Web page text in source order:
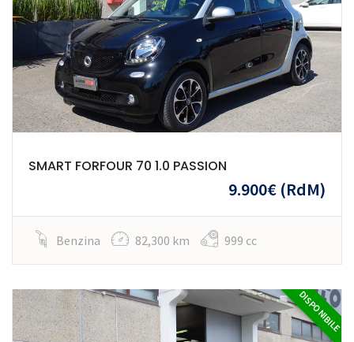
SMART FORFOUR 70 1.0 PASSION
9.900€ (RdM)
Benzina 82,300 km 999 cc
DISPONIBILE